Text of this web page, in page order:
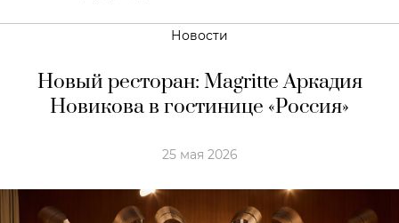
Новости
Новый ресторан: Magritte Аркадия
Новикова в гостинице «Россия»
25 мая 2026